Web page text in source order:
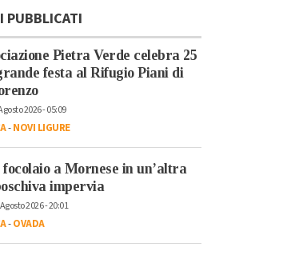
PUBBLICATI
Pietra Verde celebra 25
festa al Rifugio Piani di
2026 - 05:09
-NOVI LIGURE
focolaio a Mornese in un’altra
impervia
2026 - 20:01
-OVADA